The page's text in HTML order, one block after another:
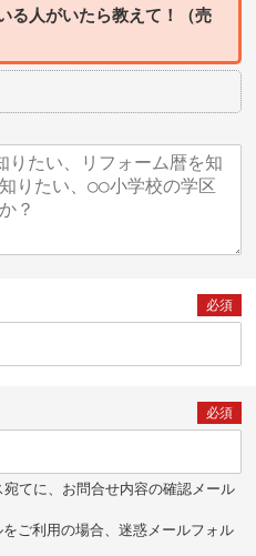
る人がいたら教えて！（売
必須
必須
てに、お問合せ内容の確認メール
ご利用の場合、迷惑メールフォル